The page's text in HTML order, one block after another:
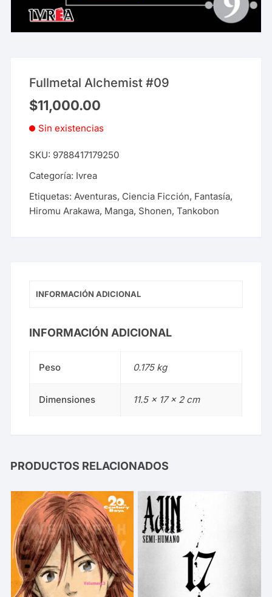
Fullmetal Alchemist #09
$11,000.00
Sin existencias
SKU: 9788417179250
Categoría: Ivrea
Etiquetas:Aventuras, Ciencia Ficción, Fantasía,
Hiromu Arakawa, Manga, Shonen,Tankobon
INFORMACIÓN ADICIONAL
INFORMACIÓN ADICIONAL
Peso 0.175 kg
Dimensiones 11.5 × 17 × 2 cm
PRODUCTOS RELACIONADOS